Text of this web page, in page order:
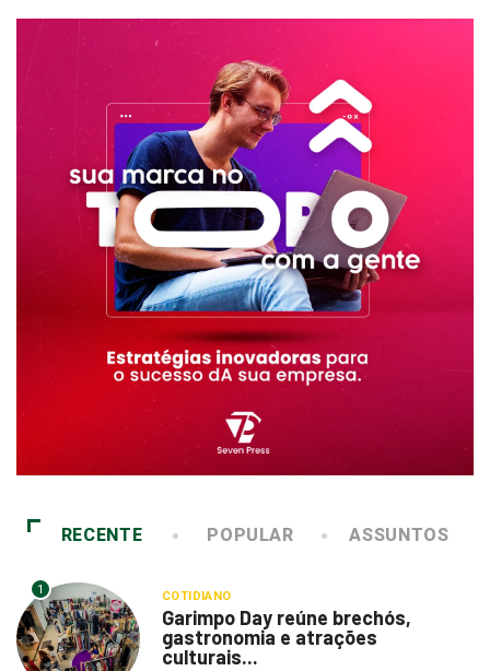
RECENTE POPULAR ASSUNTOS
1 COTIDIANO
Garimpo Day reúne brechós,
gastronomia e atrações
culturais...